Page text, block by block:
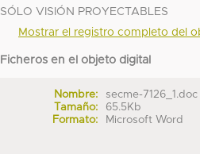
SÓLO VISIÓN PROYECTABLES
Mostrar el registro completo del
Ficheros en el objeto digital
Nombre:
secme-7126_1.doc
Tamaño:
65.5Kb
Formato:
Microsoft Word